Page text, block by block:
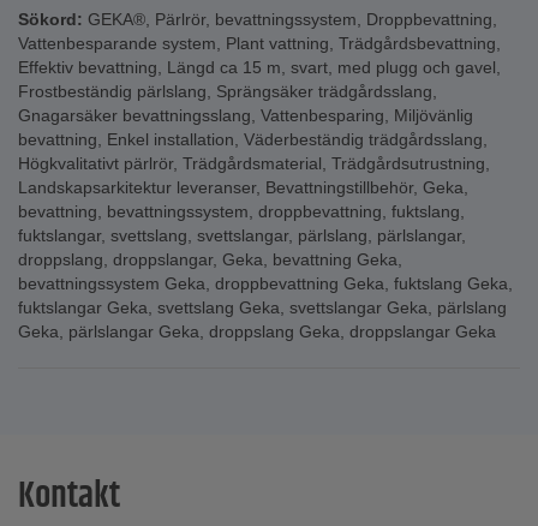
Sökord: GEKA®, Pärlrör, bevattningssystem, Droppbevattning,
Vattenbesparande system, Plant vattning, Trädgårdsbevattning,
Effektiv bevattning, Längd ca 15 m, svart, med plugg och gavel,
Frostbeständig pärlslang, Sprängsäker trädgårdsslang,
Gnagarsäker bevattningsslang, Vattenbesparing, Miljövänlig
bevattning, Enkel installation, Väderbeständig trädgårdsslang,
Högkvalitativt pärlrör, Trädgårdsmaterial, Trädgårdsutrustning,
Landskapsarkitektur leveranser, Bevattningstillbehör, Geka,
bevattning, bevattningssystem, droppbevattning, fuktslang,
fuktslangar, svettslang, svettslangar, pärlslang, pärlslangar,
droppslang, droppslangar, Geka, bevattning Geka,
bevattningssystem Geka, droppbevattning Geka, fuktslang Geka,
fuktslangar Geka, svettslang Geka, svettslangar Geka, pärlslang
Geka, pärlslangar Geka, droppslang Geka, droppslangar Geka
Kontakt